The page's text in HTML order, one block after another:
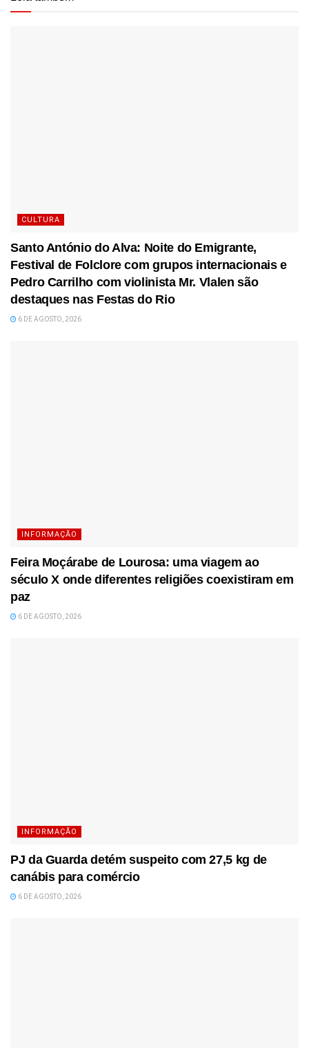
CULTURA
Santo António do Alva: Noite do Emigrante,
Festival de Folclore com grupos internacionais e
Pedro Carrilho com violinista Mr. Vlalen são
destaques nas Festas do Rio
6 DE AGOSTO, 2026
INFORMAÇÃO
Feira Moçárabe de Lourosa: uma viagem ao
século X onde diferentes religiões coexistiram em
paz
6 DE AGOSTO, 2026
INFORMAÇÃO
PJ da Guarda detém suspeito com 27,5 kg de
canábis para comércio
6 DE AGOSTO, 2026